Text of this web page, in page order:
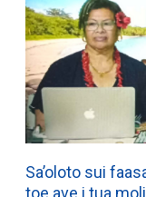
Sa’oloto sui
toe ave i tua